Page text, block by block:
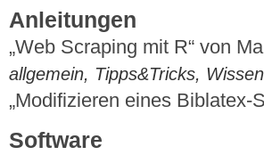
Anleitungen
„Web Scraping mit R“ von
allgemein, Tipps&Tricks,
„Modifizieren eines
Software